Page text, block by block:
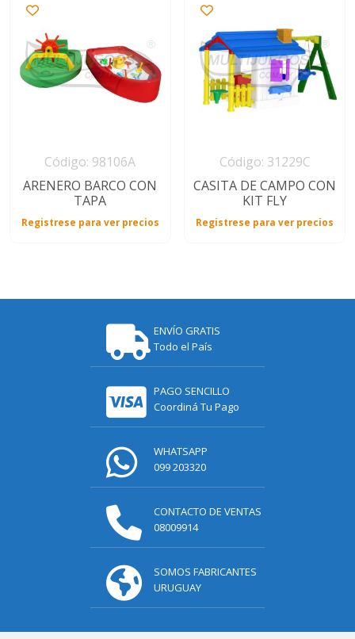
Código: 98106A
ARENERO BARCO CON
TAPA
Registrese para ver precios
Código: 31229C
CASITA DE CAMPO CON
KIT FLY
Registrese para ver precios
ENVÍO GRATIS
Todo el País
PAGO SENCILLO
Coordiná Tu Pago
WHATSAPP
099 203320
CONTACTO DE VENTAS
08009914
SOMOS FABRICANTES
URUGUAY